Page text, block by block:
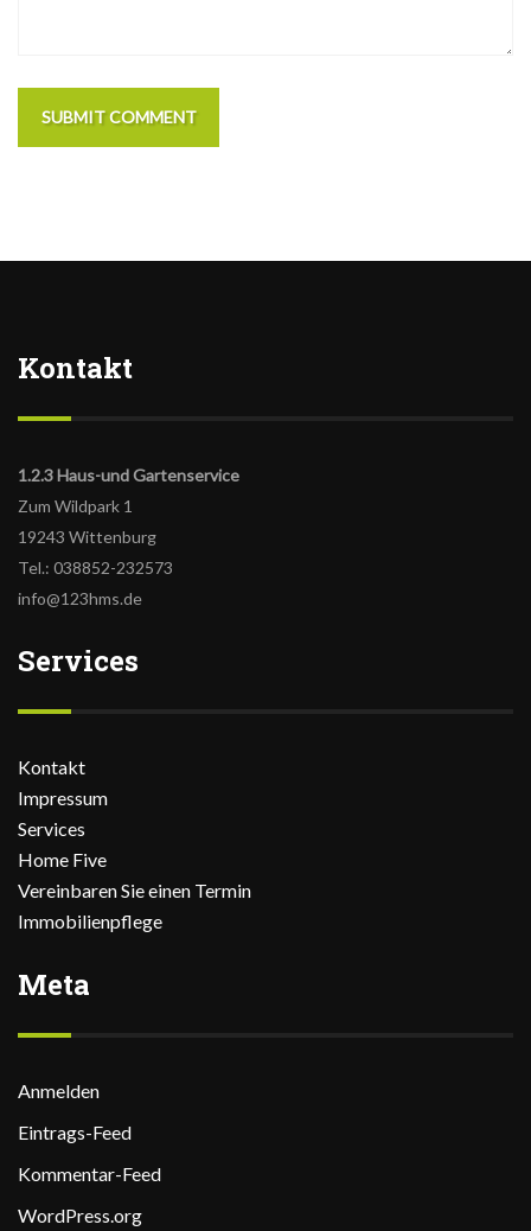
SUBMIT COMMENT
Kontakt
1.2.3 Haus-und Gartenservice
Zum Wildpark 1
19243 Wittenburg
Tel.: 038852-232573
info@123hms.de
Services
Kontakt
Impressum
Services
Home Five
Vereinbaren Sie einen Termin
Immobilienpflege
Meta
Anmelden
Eintrags-Feed
Kommentar-Feed
WordPress.org